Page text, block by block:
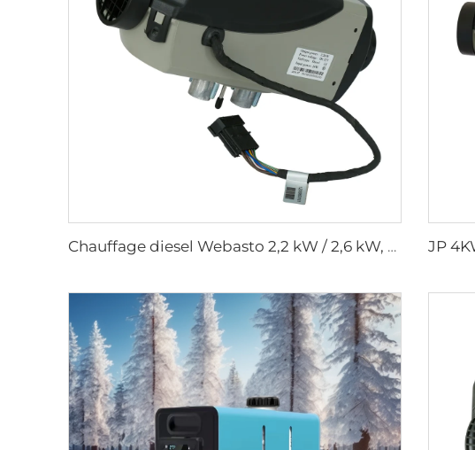
Chauffage diesel Webasto 2,2 kW / 2,6 kW, 12 V / 24 V, pour cabine de camion, usage en stationnement, chauffage à air Eberspächer